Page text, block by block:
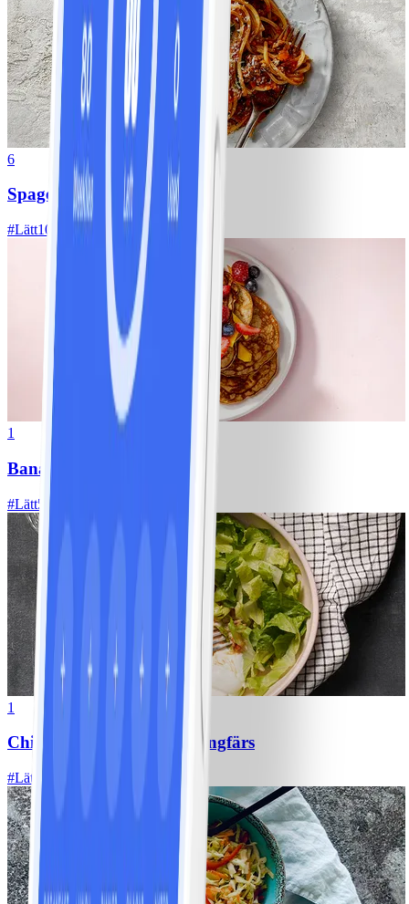
6
Spagetti med köttfärssås
#Lätt10 MIN
1
Bananpannkakor
#Lätt5 MIN
1
Chili con carne med kycklingfärs
#Lätt